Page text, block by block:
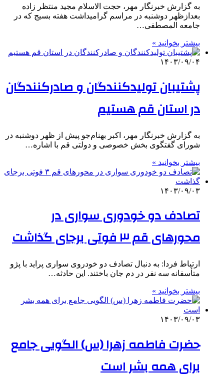
به گزارش خبرنگار مهر، حجت الاسلام مجید منتظر زاده
بعدازظهر دوشنبه در مراسم گرامیداشت هفته بسیج که در
جامعه المصطفی…
بیشتر بخوانید »
۱۴۰۳/۰۹/۰۴
پشتیبان تولیدکنندگان و صادرکنندگان
در استان قم هستیم
به گزارش خبرنگار مهر، اکبر بهنام‌جو پیش از ظهر دوشنبه در
شورای گفتگوی بخش خصوصی و دولتی قم با اشاره…
بیشتر بخوانید »
۱۴۰۳/۰۹/۰۳
تصادف دو خودوری سواری در
محورهای قم ۳ فوتی برجای گذاشت
ارتباط فردا: به دنبال تصادف دو خودروی سواری پراید با پژو
متأسفانه سه نفر در دم جان باختند. این حادثه…
بیشتر بخوانید »
۱۴۰۳/۰۹/۰۳
حضرت فاطمه زهرا (س) الگویی جامع
برای همه بشر است